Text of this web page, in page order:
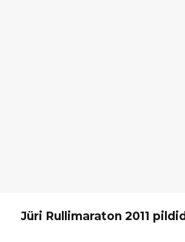
Jüri Rullimaraton 2011 pildid